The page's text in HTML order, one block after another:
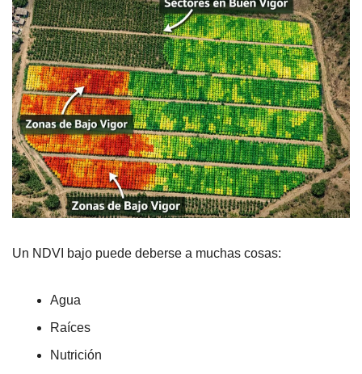
Un NDVI bajo puede deberse a muchas cosas:
Agua
Raíces
Nutrición